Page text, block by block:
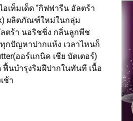
เท็มเด็ด “กิฟฟารีน อัลตร้า
ผลิตภัณฑ์ใหม่ในกลุ่ม
ตร้า นอริชชิ่ง กลิ่นลูกพีช
กปัญหาปากแห้ง เวลาไหนก็
ออร์แกนิค เชีย บัตเตอร์)
ฟื้นบำรุงริมฝีปากในทันที เนื้อ
ช้า